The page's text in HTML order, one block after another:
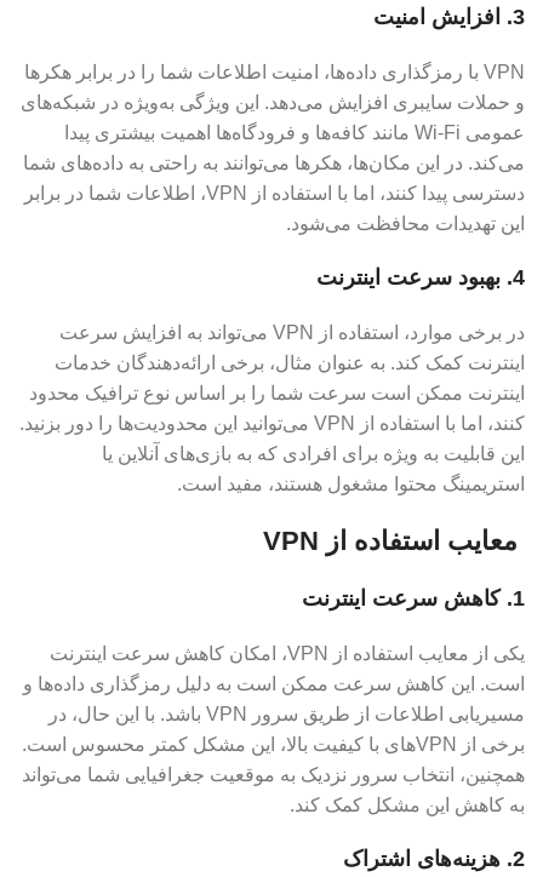
3. افزایش امنیت
VPN با رمزگذاری داده‌ها، امنیت اطلاعات شما را در برابر هکرها
و حملات سایبری افزایش می‌دهد. این ویژگی به‌ویژه در شبکه‌های
عمومی Wi-Fi مانند کافه‌ها و فرودگاه‌ها اهمیت بیشتری پیدا
می‌کند. در این مکان‌ها، هکرها می‌توانند به راحتی به داده‌های شما
دسترسی پیدا کنند، اما با استفاده از VPN، اطلاعات شما در برابر
این تهدیدات محافظت می‌شود.
4. بهبود سرعت اینترنت
در برخی موارد، استفاده از VPN می‌تواند به افزایش سرعت
اینترنت کمک کند. به عنوان مثال، برخی ارائه‌دهندگان خدمات
اینترنت ممکن است سرعت شما را بر اساس نوع ترافیک محدود
کنند، اما با استفاده از VPN می‌توانید این محدودیت‌ها را دور بزنید.
این قابلیت به ویژه برای افرادی که به بازی‌های آنلاین یا
استریمینگ محتوا مشغول هستند، مفید است.
معایب استفاده از VPN
1. کاهش سرعت اینترنت
یکی از معایب استفاده از VPN، امکان کاهش سرعت اینترنت
است. این کاهش سرعت ممکن است به دلیل رمزگذاری داده‌ها و
مسیریابی اطلاعات از طریق سرور VPN باشد. با این حال، در
برخی از VPN‌های با کیفیت بالا، این مشکل کمتر محسوس است.
همچنین، انتخاب سرور نزدیک به موقعیت جغرافیایی شما می‌تواند
به کاهش این مشکل کمک کند.
2. هزینه‌های اشتراک